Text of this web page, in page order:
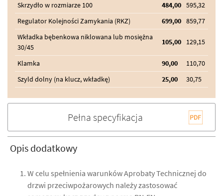
Skrzydło w rozmiarze 100
484,00 595,32
Regulator Kolejności Zamykania (RKZ)
699,00 859,77
Wkładka bębenkowa niklowana lub mosiężna
30/45
105,00 129,15
Klamka 90,00
110,70
Szyld dolny (na klucz, wkładkę)
25,00 30,75
Pełna specyfikacja
Opis dodatkowy
W celu spełnienia warunków Aprobaty Technicznej do
drzwi przeciwpożarowych należy zastosować